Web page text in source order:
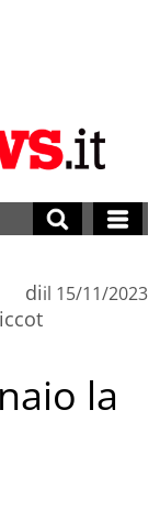
diil 15/11/2023
la